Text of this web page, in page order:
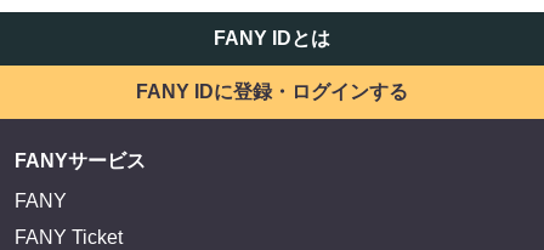
FANY IDとは
FANY IDに登録・ログインする
FANYサービス
FANY
FANY Ticket